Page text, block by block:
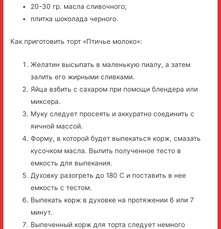
20-30 гр. масла сливочного;
плитка шоколада черного.
Как приготовить торт «Птичье молоко»:
Желатин высыпать в маленькую пиалу, а затем
залить его жирными сливками.
Яйца взбить с сахаром при помощи блендера или
миксера.
Муку следует просеять и аккуратно соединить с
яичной массой.
Форму, в которой будет выпекаться корж, смазать
кусочком масла. Вылить полученное тесто в
емкость для выпекания.
Духовку разогреть до 180 С и поставить в нее
емкость с тестом.
Выпекать корж в духовке на протяжении 6 или 7
минут.
Выпеченный корж для торта следует немного